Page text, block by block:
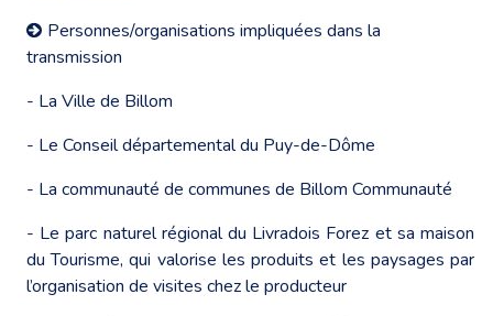
Personnes/organisations impliquées dans la
transmission
- La Ville de Billom
- Le Conseil départemental du Puy-de-Dôme
- La communauté de communes de Billom Communauté
- Le parc naturel régional du Livradois Forez et sa maison
du Tourisme, qui valorise les produits et les paysages par
l’organisation de visites chez le producteur